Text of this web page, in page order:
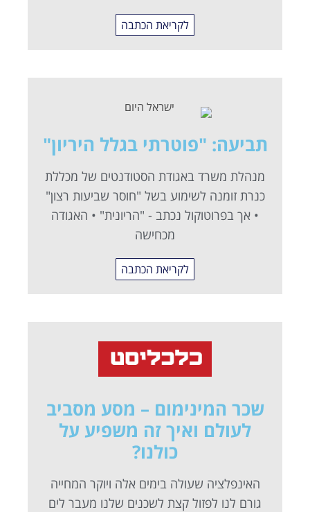
לקריאת הכתבה
תביעה: "פוטרתי בגלל היריון"
מנהלת משרד באגודת הסטודנטים של מכללת
כנרת זומנה לשימוע בשל "חוסר שביעות רצון"
• אך בפרוטוקול נכתב - "הריונית" • האגודה
מכחישה
לקריאת הכתבה
שכר המינימום – מסע מסביב
לעולם ואיך זה משפיע על
כולנו?
האינפלציה שעולה בימים אלה ויוקר המחייה
גורם לנו לפזול קצת לשכנים שלנו מעבר לים